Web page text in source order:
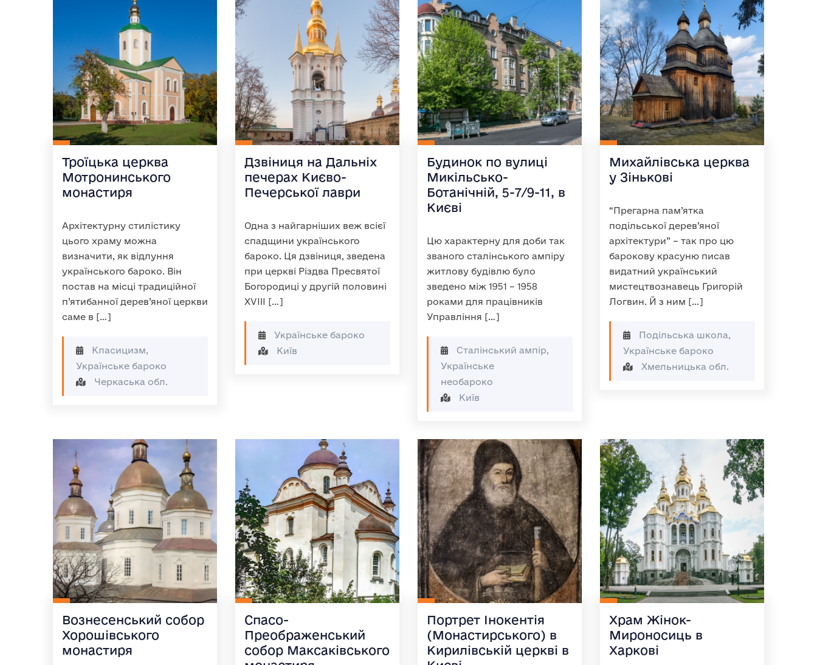
Троїцька церква
Мотронинського
монастиря
Архітектурну стилістику
цього храму можна
визначити, як відлуння
українського бароко. Він
постав на місці традиційної
п’ятибанної дерев’яної церкви
саме в […]
Класицизм,
Українське бароко
Черкаська обл.
Дзвіниця на Дальніх
печерах Києво-
Печерської лаври
Одна з найгарніших веж всієї
спадщини українського
бароко. Ця дзвіниця, зведена
при церкві Різдва Пресвятої
Богородиці у другій половині
XVIII […]
Українське бароко
Київ
Будинок по вулиці
Микільсько-
Ботанічній, 5-7/9-11, в
Києві
Цю характерну для доби так
званого сталінського ампіру
житлову будівлю було
зведено між 1951 – 1958
роками для працівників
Управління […]
Сталінський ампір,
Українське
необароко
Київ
Михайлівська церква
у Зінькові
“Прегарна пам’ятка
подільської дерев’яної
архітектури” – так про цю
барокову красуню писав
видатний український
мистецтвознавець Григорій
Логвин. Й з ним […]
Подільська школа,
Українське бароко
Хмельницька обл.
Вознесенський собор
Хорошівського
монастиря
Спасо-
Преображенський
собор Максаківського
Портрет Інокентія
(Монастирського) в
Кирилівській церкві в
Храм Жінок-
Мироносиць в
Харкові